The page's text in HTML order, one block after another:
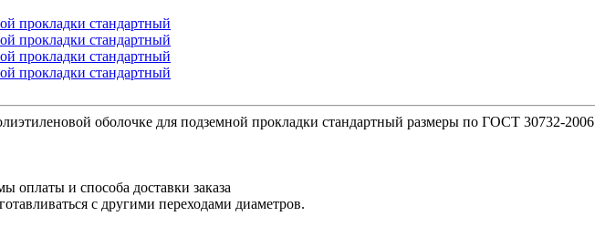
оболочке для подземной прокладки стандартный размеры по ГОСТ 30732-2006
оплаты и способа доставки заказа
с другими переходами диаметров.